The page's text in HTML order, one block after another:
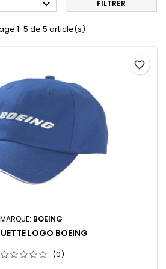
 FILTRER
1-5 de 5 article(s)
MARQUE: BOEING
LOGO BOEING
(0)
favorite_border